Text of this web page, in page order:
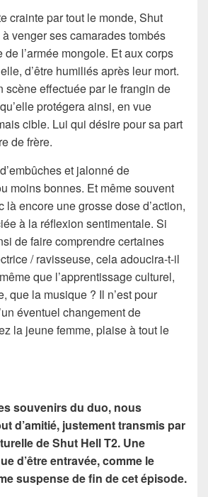
crainte par tout le monde, Shut
venger ses camarades tombés
l’armée mongole. Et aux corps
d’être humiliés après leur mort.
scène effectuée par le frangin de
protégera ainsi, en vue
cible. Lui qui désire pour sa part
de frère.
et jalonné de
moins bonnes. Et même souvent
là encore une grosse dose d’action,
à la réflexion sentimentale. Si
de faire comprendre certaines
/ ravisseuse, cela adoucira-t-il
que l’apprentissage culturel,
que la musique ? Il n’est pour
éventuel changement de
la jeune femme, plaise à tout le
souvenirs du duo, nous
d’amitié, justement transmis par
de Shut Hell T2. Une
d’être entravée, comme le
suspense de fin de cet épisode.